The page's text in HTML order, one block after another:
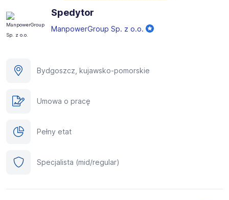
Spedytor
ManpowerGroup Sp. z o.o.
Bydgoszcz, kujawsko-pomorskie
Umowa o pracę
Pełny etat
Specjalista (mid/regular)